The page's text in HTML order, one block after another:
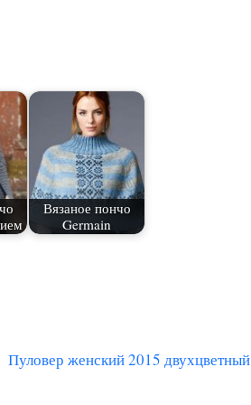
Вязаное пончо
Germain
С
Пуловер женский 2015 двухцветный